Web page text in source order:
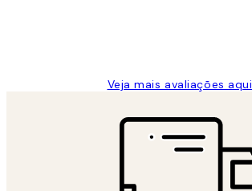
Veja mais avaliações aqui